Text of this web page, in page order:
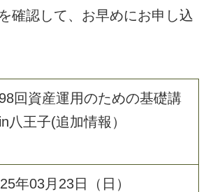
確認して、お早めにお申し込
回資産運用のための基礎講
八王子(追加情報）
年03月23日（日）